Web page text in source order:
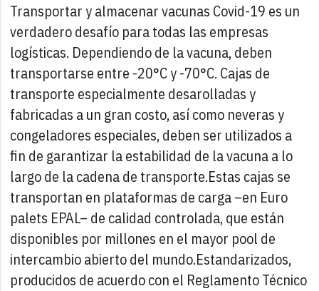
Transportar y almacenar vacunas Covid-19 es un
verdadero desafío para todas las empresas
logísticas. Dependiendo de la vacuna, deben
transportarse entre -20°C y -70°C. Cajas de
transporte especialmente desarolladas y
fabricadas a un gran costo, así como neveras y
congeladores especiales, deben ser utilizados a
fin de garantizar la estabilidad de la vacuna a lo
largo de la cadena de transporte.Estas cajas se
transportan en plataformas de carga –en Euro
palets EPAL– de calidad controlada, que están
disponibles por millones en el mayor pool de
intercambio abierto del mundo.Estandarizados,
producidos de acuerdo con el Reglamento Técnico